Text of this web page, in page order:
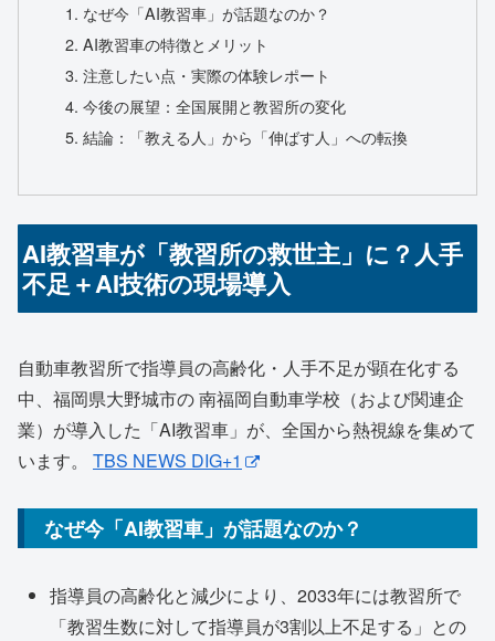
なぜ今「AI教習車」が話題なのか？
AI教習車の特徴とメリット
注意したい点・実際の体験レポート
今後の展望：全国展開と教習所の変化
結論：「教える人」から「伸ばす人」への転換
AI教習車が「教習所の救世主」に？人手
不足＋AI技術の現場導入
自動車教習所で指導員の高齢化・人手不足が顕在化する
中、福岡県大野城市の 南福岡自動車学校（および関連企
業）が導入した「AI教習車」が、全国から熱視線を集めて
います。 TBS NEWS DIG+1
なぜ今「AI教習車」が話題なのか？
指導員の高齢化と減少により、2033年には教習所で
「教習生数に対して指導員が3割以上不足する」との